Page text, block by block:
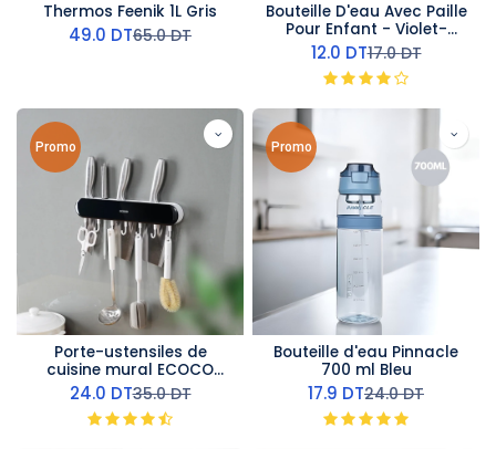
Thermos Feenik 1L Gris
49.0 DT65.0DT
Bouteille D'eau Avec Paille
Pour Enfant - Violet-
350ml
12.0 DT17.0DT
Promo
Porte-ustensiles de
cuisine mural ECOCO
multifonctionnel
24.0 DT35.0DT
Promo
Bouteille d'eau Pinnacle
700 ml Bleu
17.9 DT24.0DT